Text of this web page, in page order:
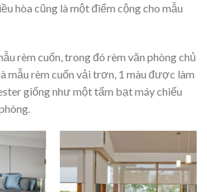
hòa cũng là một điểm cộng cho mẫu
rèm cuốn, trong đó rèm văn phòng chủ
mẫu rèm cuốn vải trơn, 1 màu được làm
giống như một tấm bạt máy chiếu